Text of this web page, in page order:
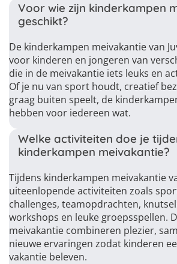
Voor wie zijn kinderkampen
geschikt?
De kinderkampen meivakantie van
voor kinderen en jongeren van
die in de meivakantie iets leuks en
Of je nu van sport houdt, creatief
graag buiten speelt, de
hebben voor iedereen wat.
Welke activiteiten doe je
kinderkampen meivakantie?
Tijdens kinderkampen meivakantie
uiteenlopende activiteiten zoals
challenges, teamopdrachten,
workshops en leuke groepsspellen.
meivakantie combineren plezier,
nieuwe ervaringen zodat kinderen
vakantie beleven.